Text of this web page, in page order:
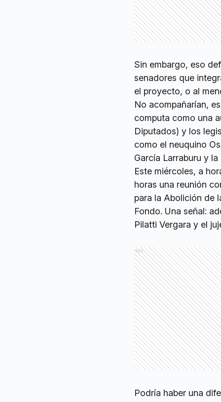
Sin embargo, eso
senadores que
el proyecto, o al
No acompañarían,
computa como una
Diputados) y los
como el neuquino
García Larraburu y
Este miércoles, a
horas una reunión
para la Abolición de
Fondo. Una señal:
Pilatti Vergara y el
Ads
Podría haber una